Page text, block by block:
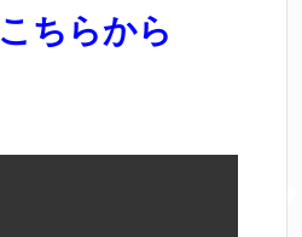
こちらから